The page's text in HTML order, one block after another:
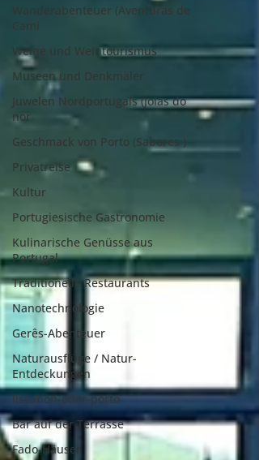
Wanderabenteuer (Aventuras de
Weine und Weintourismus
Museen und Denkmäler
Juwelen Nordportugals (Joias do
nor
Geschmack von Porto (Sabores )
Privatreise
Kultur
Portugiesische Gastronomie
Kulinarische Genüsse aus
Portugal
Traditionelle Restaurants
Nanotechnologie
Gerês-Abenteuer
Naturausflüge / Natur-
Entdeckungen
lissabon-oder-porto
Bar auf der Terrasse
Fado-Häuser